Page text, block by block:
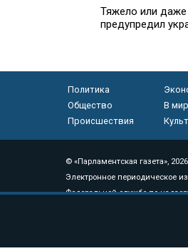
Тяжело или даже
предупредил
Политика
Общество
В
Происшествия
© «Парламентская газета», 2026
Электронное периодическое
Федеральной службе по
массовых коммуникаций